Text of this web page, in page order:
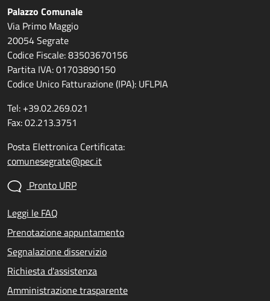
Palazzo Comunale
Via Primo Maggio
20054 Segrate
Codice Fiscale: 83503670156
Partita IVA: 01703890150
Codice Unico Fatturazione (IPA): UFLPIA
Tel: +39.02.269.021
Fax: 02.213.3751
Posta Elettronica Certificata:
comunesegrate@pec.it
Pronto URP
Leggi le FAQ
Prenotazione appuntamento
Segnalazione disservizio
Richiesta d'assistenza
Amministrazione trasparente